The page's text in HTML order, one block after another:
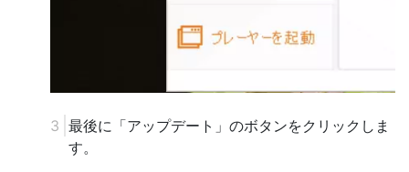
最後に「アップデート」のボタンをクリックしま
す。